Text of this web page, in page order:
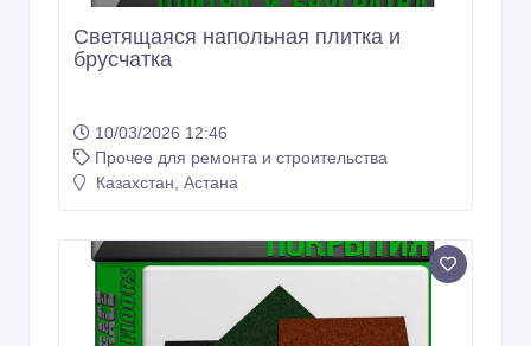
Светящаяся напольная плитка и
брусчатка
10/03/2026 12:46
Прочее для ремонта и строительства
Казахстан, Астана